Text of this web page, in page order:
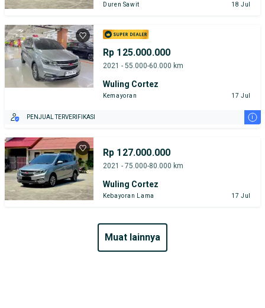
Duren Sawit 18 Jul
Rp 125.000.000
2021 - 55.000-60.000 km
Wuling Cortez
Kemayoran 17 Jul
PENJUAL TERVERIFIKASI i
Rp 127.000.000
2021 - 75.000-80.000 km
Wuling Cortez
Kebayoran Lama 17 Jul
muat lainnya